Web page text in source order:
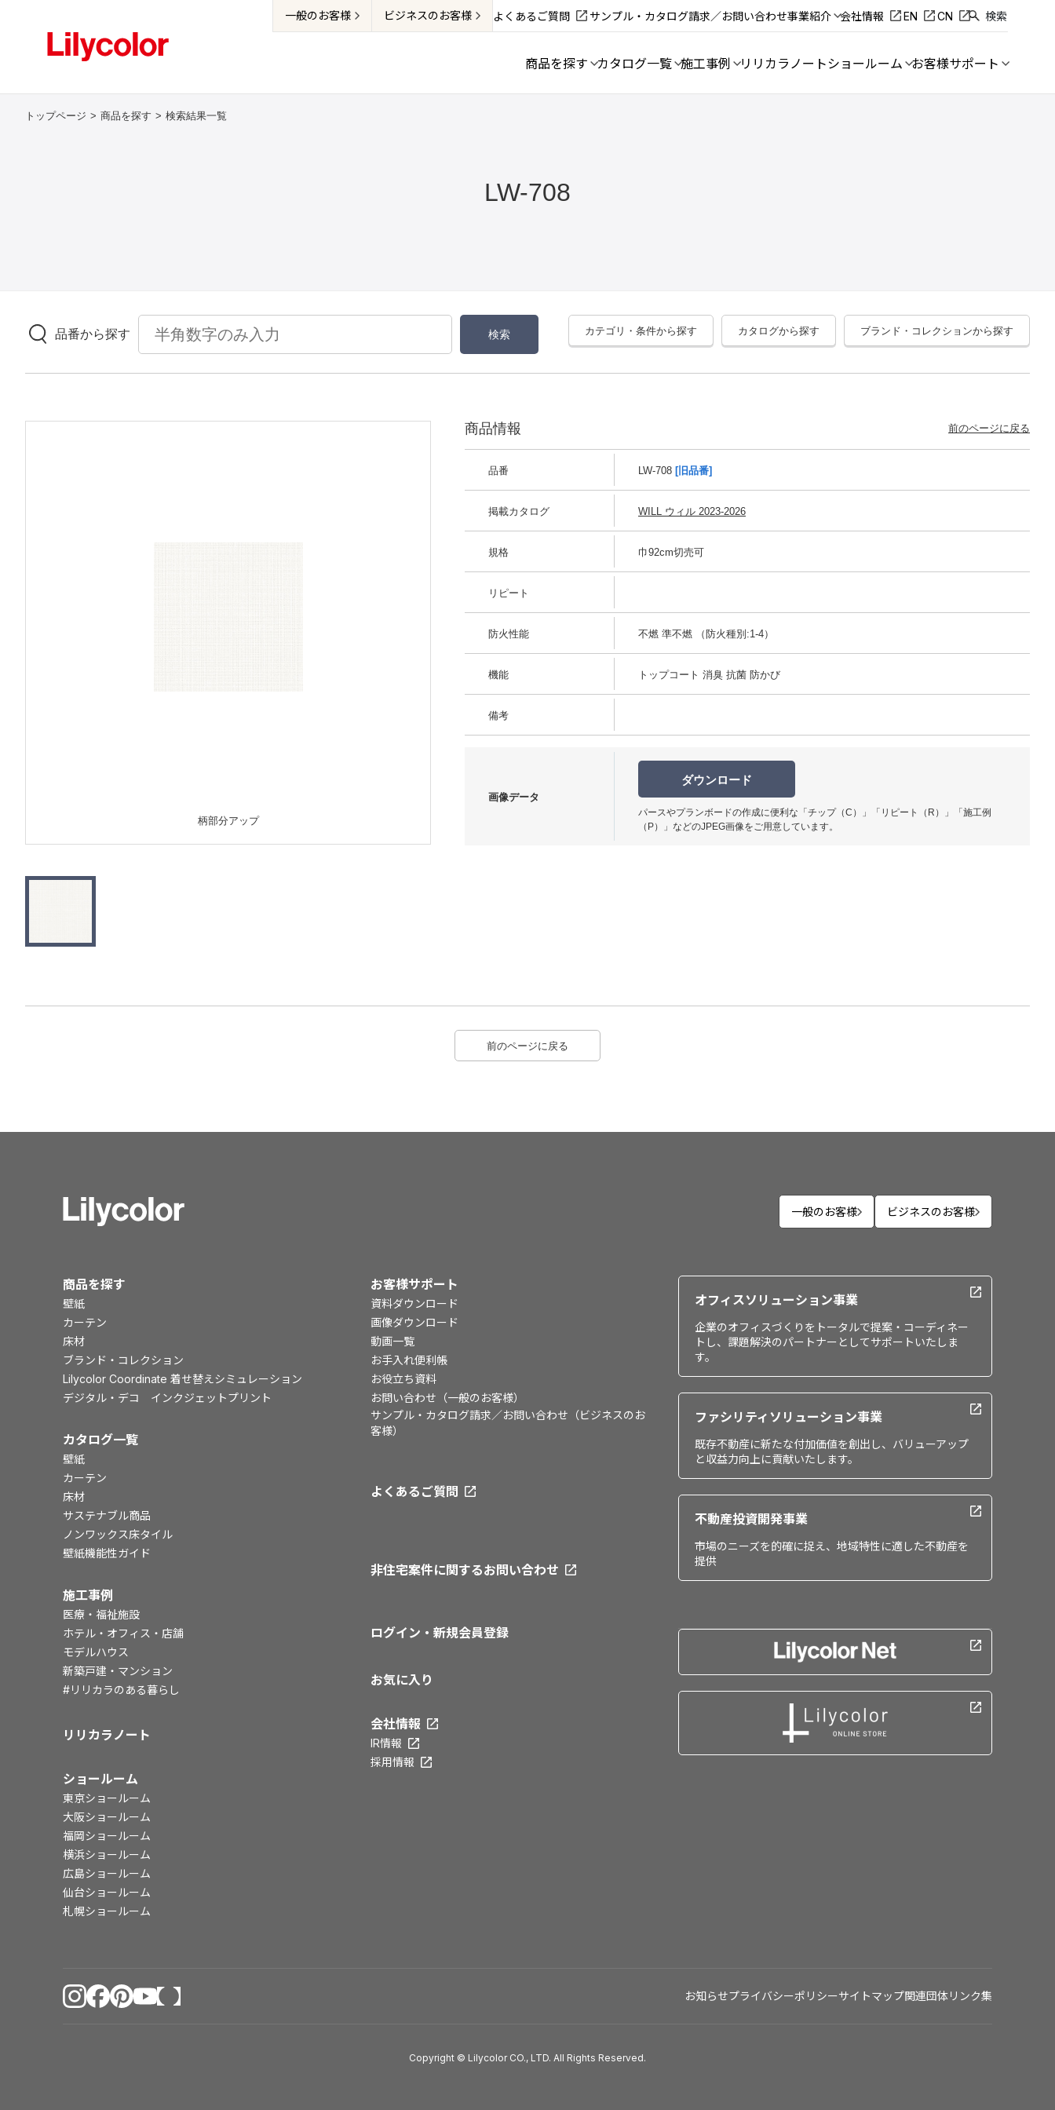
一般のお客様 ビジネスのお客様 よくあるご質問 サンプル・カタログ請求／お問い合わせ事業紹介 会社情報 EN CN 検索
商品を探す カタログ一覧 施工事例 リリカラノートショールーム お客様サポート
トップページ 商品を探す 検索結果一覧
LW-708
品番から探す カテゴリ・条件から探す カタログから探す ブランド・コレクションから探す
柄部分アップ
商品情報 前のページに戻る
品番 LW-708 [旧品番]
掲載カタログ WILL ウィル 2023-2026
規格 巾92cm切売可
リピート
防火性能 不燃 準不燃 （防火種別:1-4）
機能 トップコート 消臭 抗菌 防かび
備考
画像データ
ダウンロード
パースやプランボードの作成に便利な「チップ（C）」「リピート（R）」「施工例
（P）」などのJPEG画像をご用意しています。
前のページに戻る
一般のお客様 ビジネスのお客様
商品を探す
壁紙
カーテン
床材
ブランド・コレクション
Lilycolor Coordinate 着せ替えシミュレーション
デジタル・デコ インクジェットプリント
カタログ一覧
壁紙
カーテン
床材
サステナブル商品
ノンワックス床タイル
壁紙機能性ガイド
施工事例
医療・福祉施設
ホテル・オフィス・店舗
モデルハウス
新築戸建・マンション
#リリカラのある暮らし
リリカラノート
ショールーム
東京ショールーム
大阪ショールーム
福岡ショールーム
横浜ショールーム
広島ショールーム
仙台ショールーム
札幌ショールーム
お客様サポート
資料ダウンロード
画像ダウンロード
動画一覧
お手入れ便利帳
お役立ち資料
お問い合わせ（一般のお客様）
サンプル・カタログ請求／お問い合わせ（ビジネスのお
客様）
よくあるご質問
非住宅案件に関するお問い合わせ
ログイン・新規会員登録
お気に入り
会社情報
IR情報
採用情報
オフィスソリューション事業
企業のオフィスづくりをトータルで提案・コーディネー
トし、課題解決のパートナーとしてサポートいたしま
す。
ファシリティソリューション事業
既存不動産に新たな付加価値を創出し、バリューアップ
と収益力向上に貢献いたします。
不動産投資開発事業
市場のニーズを的確に捉え、地域特性に適した不動産を
提供
お知らせプライバシーポリシーサイトマップ関連団体リンク集
Copyright © Lilycolor CO., LTD. All Rights Reserved.